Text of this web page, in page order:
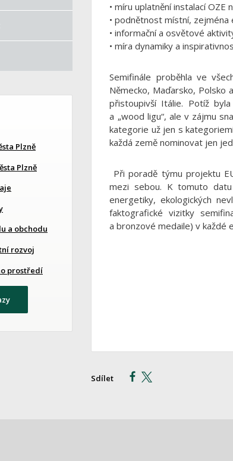
• míru uplatnění instalací OZE
• podnětnost místní,
• informační a osvětové
• míra dynamiky a
Semifinále proběhla ve
Německo, Maďarsko, Polsko
přistoupivší Itálie. Potíž
a „wood ligu“, ale v zájmu
kategorie už jen s
každá země nominovat jen
Při poradě týmu projektu
mezi sebou. K tomuto
energetiky, ekologických
faktografické vizitky
a bronzové medaile) v každé
Sdílet
Plzně
Plzně
a obchodu
rozvoj
prostředí